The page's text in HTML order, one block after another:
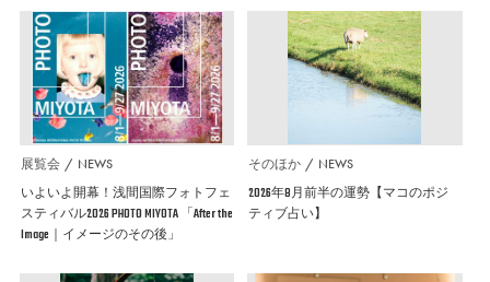
展覧会 NEWS
いよいよ開幕！浅間国際フォトフェ
スティバル2026 PHOTO MIYOTA 「After the
Image｜イメージのその後」
そのほか NEWS
2026年8月前半の運勢【マコのポジ
ティブ占い】